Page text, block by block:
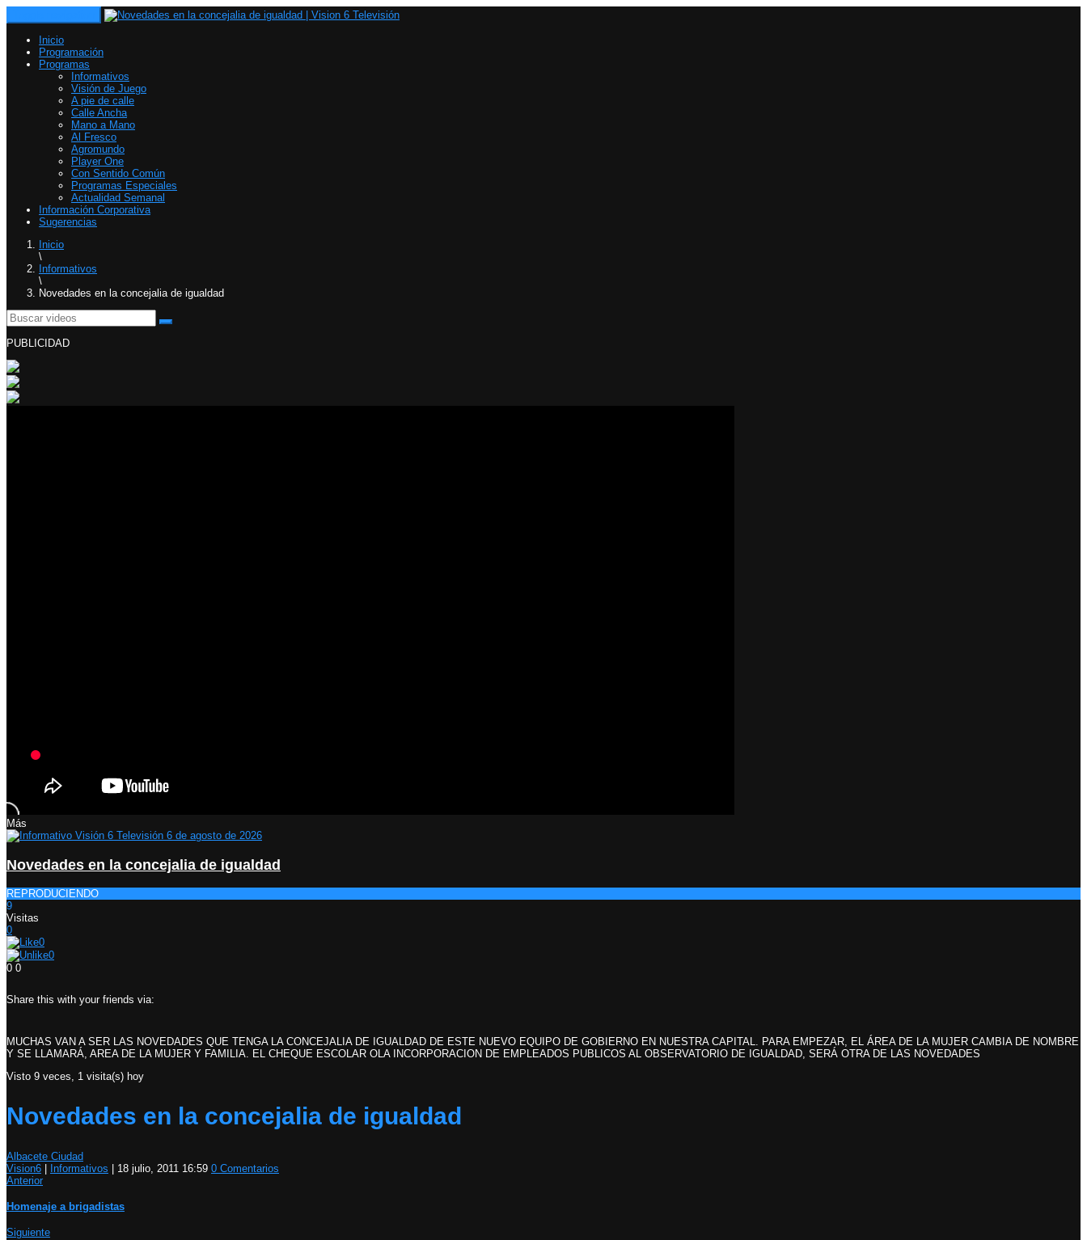
Inicio
Programación
Programas
Informativos
Visión de Juego
A pie de calle
Calle Ancha
Mano a Mano
Al Fresco
Agromundo
Player One
Con Sentido Común
Programas Especiales
Actualidad Semanal
Información Corporativa
Sugerencias
Inicio
\
Informativos
\
Novedades en la concejalia de igualdad
PUBLICIDAD
Más
Novedades en la concejalia de igualdad
REPRODUCIENDO
9
Visitas
0
0
0
0 0
Share this with your friends via:
MUCHAS VAN A SER LAS NOVEDADES QUE TENGA LA CONCEJALIA DE IGUALDAD DE ESTE NUEVO EQUIPO DE GOBIERNO EN NUESTRA CAPITAL. PARA EMPEZAR, EL ÁREA DE LA MUJER CAMBIA DE NOMBRE
Y SE LLAMARÁ, AREA DE LA MUJER Y FAMILIA. EL CHEQUE ESCOLAR OLA INCORPORACION DE EMPLEADOS PUBLICOS AL OBSERVATORIO DE IGUALDAD, SERÁ OTRA DE LAS NOVEDADES
Visto 9 veces, 1 visita(s) hoy
Novedades en la concejalia de igualdad
Albacete Ciudad
Vision6
Informativos 18 julio, 2011 16:59 0 Comentarios
Anterior
Homenaje a brigadistas
Siguiente